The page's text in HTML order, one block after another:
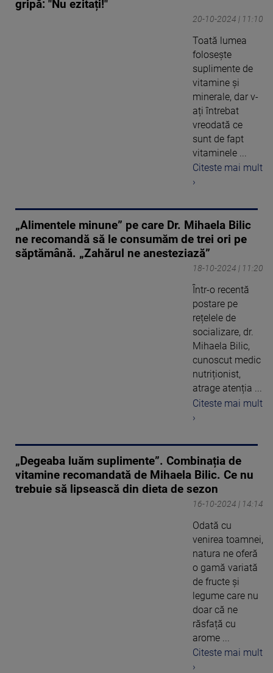
gripă: "Nu ezitați!"
20-10-2024 | 11:10
Toată lumea
folosește
suplimente de
vitamine și
minerale, dar v-
ați întrebat
vreodată ce
sunt de fapt
vitaminele ...
Citeste mai mult
›
„Alimentele minune” pe care Dr. Mihaela Bilic
ne recomandă să le consumăm de trei ori pe
săptămână. „Zahărul ne anesteziază”
18-10-2024 | 11:20
Într-o recentă
postare pe
rețelele de
socializare, dr.
Mihaela Bilic,
cunoscut medic
nutriționist,
atrage atenția ...
Citeste mai mult
›
„Degeaba luăm suplimente”. Combinația de
vitamine recomandată de Mihaela Bilic. Ce nu
trebuie să lipsească din dieta de sezon
16-10-2024 | 14:14
Odată cu
venirea toamnei,
natura ne oferă
o gamă variată
de fructe și
legume care nu
doar că ne
răsfață cu
arome ...
Citeste mai mult
›